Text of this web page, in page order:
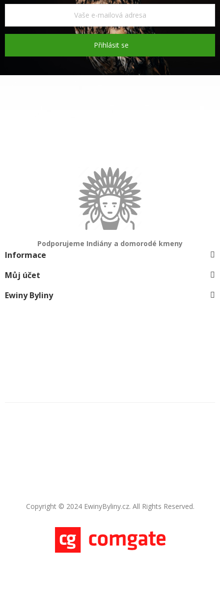
Přihlásit se
Podporujeme Indiány a domorodé kmeny
Informace
Můj účet
Ewiny Byliny
Copyright © 2024 EwinyByliny.cz. All Rights Reserved.